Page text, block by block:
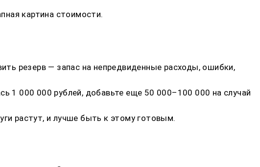
картина стоимости.
резерв — запас на непредвиденные расходы, ошибки,
1 000 000 рублей, добавьте еще 50 000–100 000 на случай
растут, и лучше быть к этому готовым.